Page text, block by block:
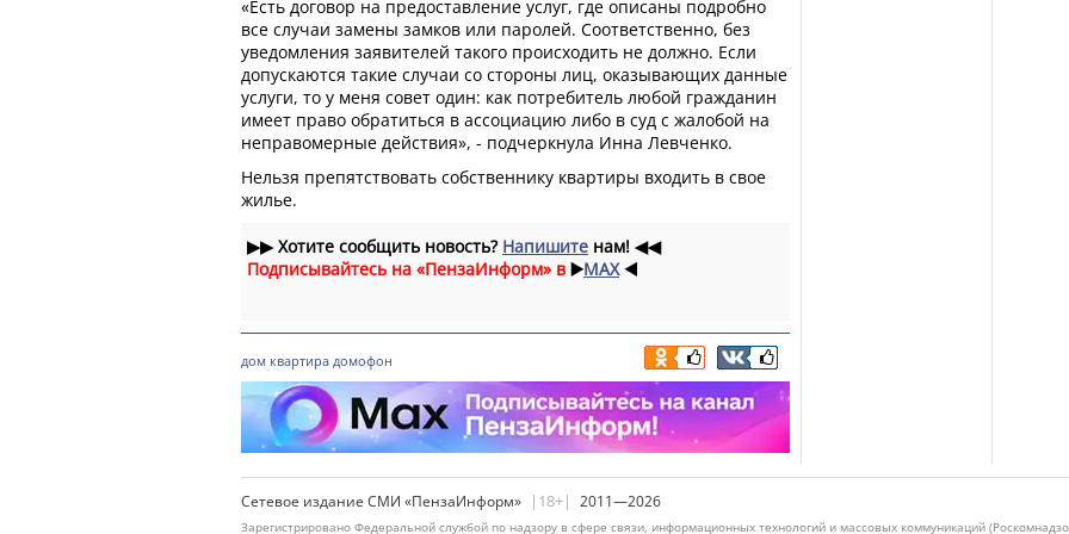
«Есть договор на предоставление услуг, где описаны подробно
все случаи замены замков или паролей. Соответственно, без
уведомления заявителей такого происходить не должно. Если
допускаются такие случаи со стороны лиц, оказывающих данные
услуги, то у меня совет один: как потребитель любой гражданин
имеет право обратиться в ассоциацию либо в суд с жалобой на
неправомерные действия», - подчеркнула Инна Левченко.
Нельзя препятствовать собственнику квартиры входить в свое
жилье.
▶▶Хотите сообщить новость? Напишите нам! ◀◀
Подписывайтесь на «ПензаИнформ» в ▶️MAX ◀️
дом квартира домофон
Сетевое издание СМИ «ПензаИнформ» |18+| 2011—2026
Зарегистрировано Федеральной службой по надзору в сфере связи, информационных технологий и массовых коммуникаций